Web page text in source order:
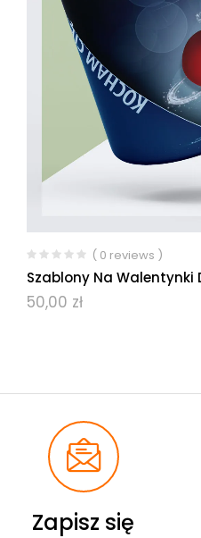
( 0 reviews )
Szablony Na Walentynki
50,00 zł
Zapisz się